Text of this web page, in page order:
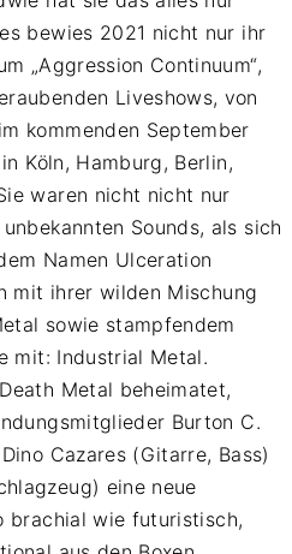
bewies 2021 nicht nur ihr
„Aggression Continuum“,
Liveshows, von
kommenden September
Köln, Hamburg, Berlin,
waren nicht nicht nur
Sounds, als sich
Namen Ulceration
mit ihrer wilden Mischung
sowie stampfendem
mit: Industrial Metal.
Metal beheimatet,
Burton C.
Cazares (Gitarre, Bass)
eine neue
brachial wie futuristisch,